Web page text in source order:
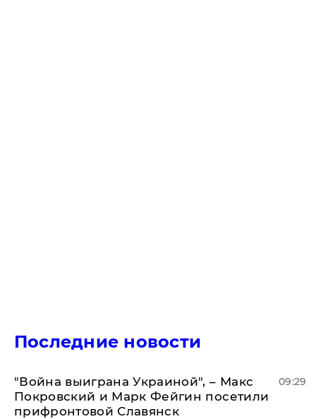
Последние новости
"Война выиграна Украиной", – Макс
Покровский и Марк Фейгин посетили
прифронтовой Славянск
09:29